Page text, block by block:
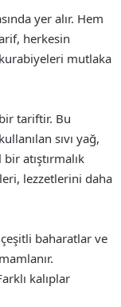
yer alır. Hem
herkesin
mutlaka
tariftir. Bu
sıvı yağ,
atıştırmalık
lezzetlerini daha
baharatlar ve
kalıplar